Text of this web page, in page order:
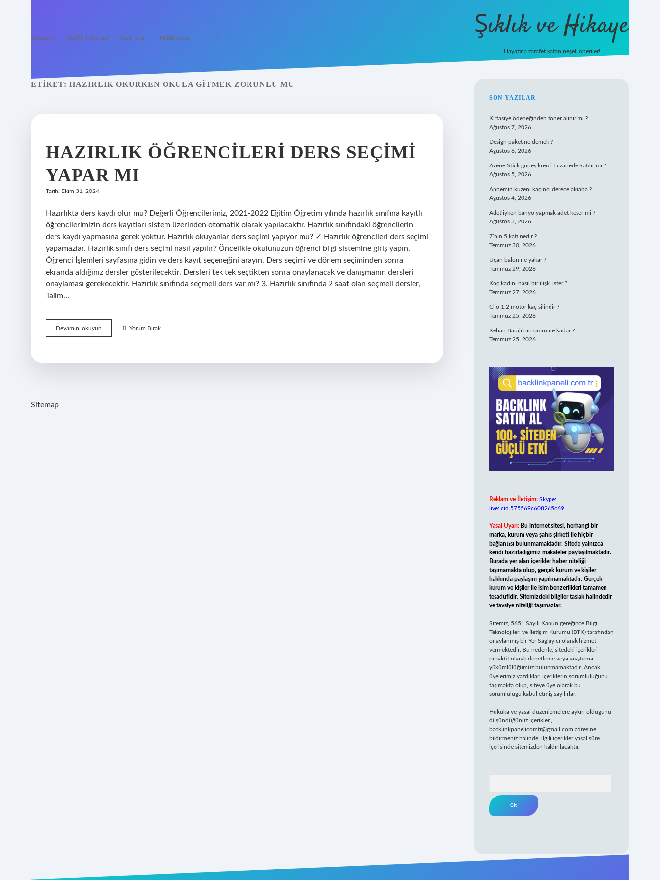
Anasayfa Gizlilik Politikası Yasal Uyarı Hakkımızda Şıklık ve Hikaye
Hayatına zarafet katan neşeli öneriler!
ETIKET: HAZIRLIK OKURKEN OKULA GITMEK ZORUNLU MU
HAZIRLIK ÖĞRENCILERI DERS SEÇIMI
YAPAR MI
Tarih: Ekim 31, 2024
Hazırlıkta ders kaydı olur mu? Değerli Öğrencilerimiz, 2021-2022 Eğitim Öğretim yılında hazırlık sınıfına kayıtlı
öğrencilerimizin ders kayıtları sistem üzerinden otomatik olarak yapılacaktır. Hazırlık sınıfındaki öğrencilerin
ders kaydı yapmasına gerek yoktur. Hazırlık okuyanlar ders seçimi yapıyor mu? ✓ Hazırlık öğrencileri ders seçimi
yapamazlar. Hazırlık sınıfı ders seçimi nasıl yapılır? Öncelikle okulunuzun öğrenci bilgi sistemine giriş yapın.
Öğrenci İşlemleri sayfasına gidin ve ders kayıt seçeneğini arayın. Ders seçimi ve dönem seçiminden sonra
ekranda aldığınız dersler gösterilecektir. Dersleri tek tek seçtikten sonra onaylanacak ve danışmanın dersleri
onaylaması gerekecektir. Hazırlık sınıfında seçmeli ders var mı? 3. Hazırlık sınıfında 2 saat olan seçmeli dersler,
Talim…
Devamını okuyun
Öğrencileri
Yapar
Yorum Bırak
Sitemap
SIDEBAR
SON YAZILAR
Kırtasiye ödeneğinden toner alınır mı ?
Ağustos 7, 2026
Design paket ne demek ?
Ağustos 6, 2026
Avene Stick güneş kremi Eczanede Satılır mı ?
Ağustos 5, 2026
Annemin kuzeni kaçıncı derece akraba ?
Ağustos 4, 2026
Adetliyken banyo yapmak adet keser mi ?
Ağustos 3, 2026
7’nin 5 katı nedir ?
Temmuz 30, 2026
Uçan balon ne yakar ?
Temmuz 29, 2026
Koç kadını nasıl bir ilişki ister ?
Temmuz 27, 2026
Clio 1.2 motor kaç silindir ?
Temmuz 25, 2026
Keban Barajı’nın ömrü ne kadar ?
Temmuz 25, 2026
Reklam ve İletişim: Skype:
live:.cid.575569c608265c69
Yasal Uyarı: Bu internet sitesi, herhangi bir
marka, kurum veya şahıs şirketi ile hiçbir
bağlantısı bulunmamaktadır. Sitede yalnızca
kendi hazırladığımız makaleler paylaşılmaktadır.
Burada yer alan içerikler haber niteliği
taşımamakta olup, gerçek kurum ve kişiler
hakkında paylaşım yapılmamaktadır. Gerçek
kurum ve kişiler ile isim benzerlikleri tamamen
tesadüfidir. Sitemizdeki bilgiler taslak halindedir
ve tavsiye niteliği taşımazlar.
Sitemiz, 5651 Sayılı Kanun gereğince Bilgi
Teknolojileri ve İletişim Kurumu (BTK) tarafından
onaylanmış bir Yer Sağlayıcı olarak hizmet
vermektedir. Bu nedenle, sitedeki içerikleri
proaktif olarak denetleme veya araştırma
yükümlülüğümüz bulunmamaktadır. Ancak,
üyelerimiz yazdıkları içeriklerin sorumluluğunu
taşımakta olup, siteye üye olarak bu
sorumluluğu kabul etmiş sayılırlar.
Hukuka ve yasal düzenlemelere aykırı olduğunu
düşündüğünüz içerikleri,
backlinkpanelicomtr@gmail.com adresine
bildirmeniz halinde, ilgili içerikler yasal süre
içerisinde sitemizden kaldırılacaktır.